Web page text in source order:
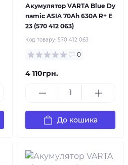
Акумулятор VARTA Blue Dy
namic ASIA 70Ah 630A R+ E
23 (570 412 063)
Код товару: 570 412 063
0
4 110грн.
До кошика